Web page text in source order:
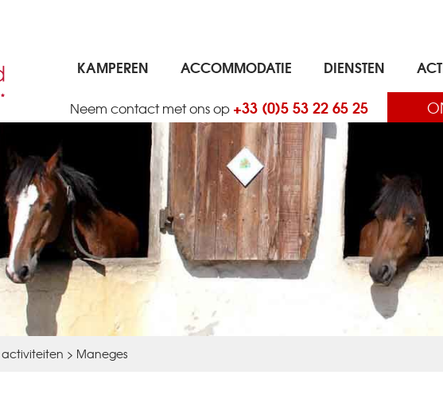
KAMPEREN ACCOMMODATIE DIENSTEN
Neem contact met ons op +33 (0)5 53 22 65 25
DE BESTE PRIJS, REALTIME BESCHIKBAARHEID, ONMIDDELLIJKE BEVESTIGING
> Maneges